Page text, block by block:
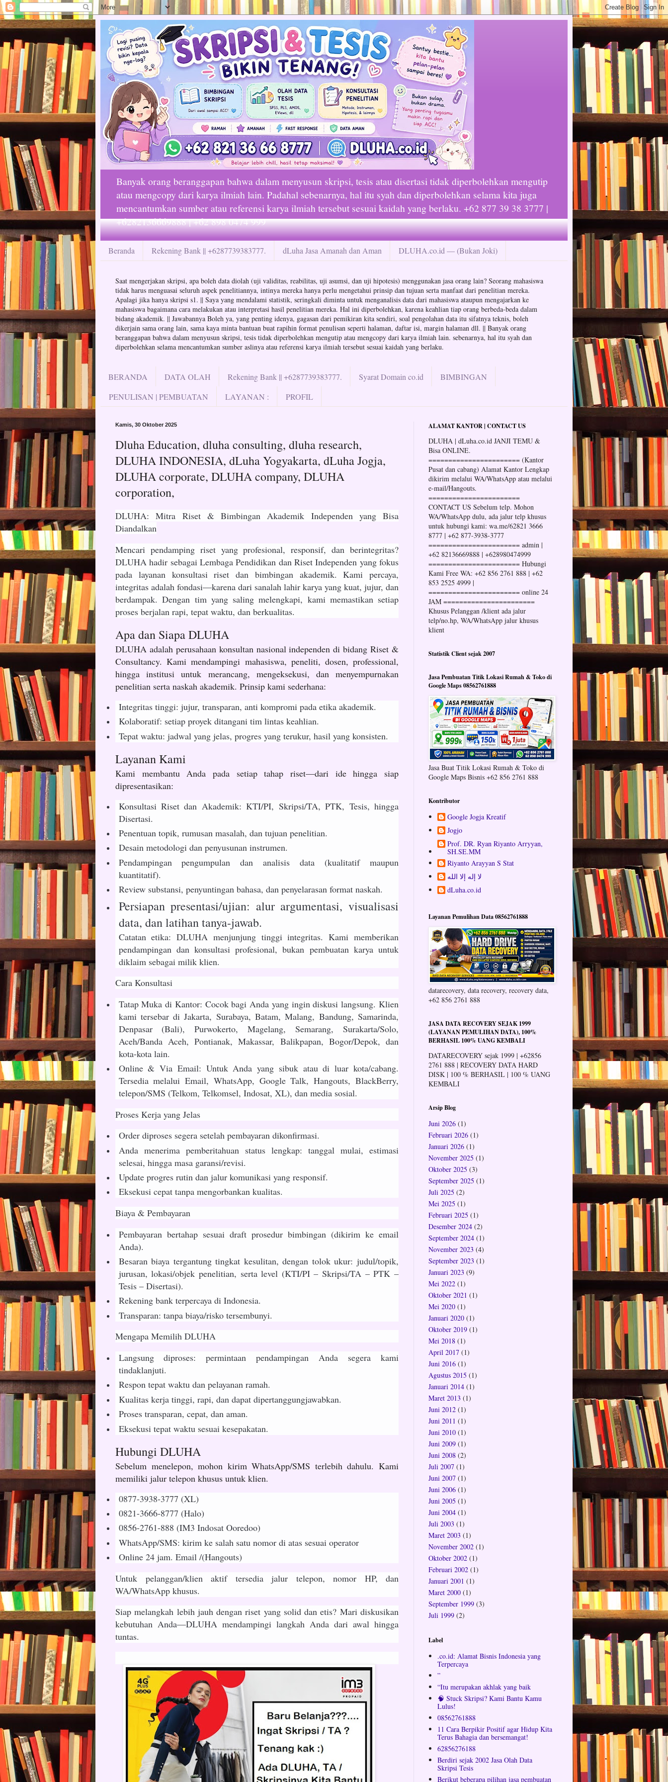
Banyak orang beranggapan bahwa dalam menyusun skripsi, tesis atau disertasi tidak diperbolehkan mengutip
atau mengcopy dari karya ilmiah lain. Padahal sebenarnya, hal itu syah dan diperbolehkan selama kita juga
mencantumkan sumber atau referensi karya ilmiah tersebut sesuai kaidah yang berlaku. +62 877 39 38 3777 |
+6282136669888 | +62 898 0474 999
Beranda Rekening Bank || +6287739383777. dLuha Jasa Amanah dan Aman DLUHA.co.id — (Bukan Joki)
Saat mengerjakan skripsi, apa boleh data diolah (uji validitas, reabilitas, uji asumsi, dan uji hipotesis) menggunakan jasa orang lain? Seorang mahasiswa
tidak harus menguasai seluruh aspek penelitiannya, intinya mereka hanya perlu mengetahui prinsip dan tujuan serta manfaat dari penelitian mereka.
Apalagi jika hanya skripsi s1. || Saya yang mendalami statistik, seringkali diminta untuk menganalisis data dari mahasiswa ataupun mengajarkan ke
mahasiswa bagaimana cara melakukan atau interpretasi hasil penelitian mereka. Hal ini diperbolehkan, karena keahlian tiap orang berbeda-beda dalam
bidang akademik. || Jawabannya Boleh ya, yang penting idenya, gagasan dari pemikiran kita sendiri, soal pengolahan data itu sifatnya teknis, boleh
dikerjain sama orang lain, sama kaya minta bantuan buat rapihin format penulisan seperti halaman, daftar isi, margin halaman dll. || Banyak orang
beranggapan bahwa dalam menyusun skripsi, tesis tidak diperbolehkan mengutip atau mengcopy dari karya ilmiah lain. sebenarnya, hal itu syah dan
diperbolehkan selama mencantumkan sumber aslinya atau referensi karya ilmiah tersebut sesuai kaidah yang berlaku.
BERANDA DATA OLAH Rekening Bank || +6287739383777. Syarat Domain co.id
BIMBINGAN
PENULISAN | PEMBUATAN
LAYANAN : PROFIL
Kamis, 30 Oktober 2025
Dluha Education, dluha consulting, dluha research,
DLUHA INDONESIA, dLuha Yogyakarta, dLuha Jogja,
DLUHA corporate, DLUHA company, DLUHA
corporation,
DLUHA: Mitra Riset & Bimbingan Akademik Independen yang Bisa
Diandalkan
Mencari pendamping riset yang profesional, responsif, dan berintegritas?
DLUHA hadir sebagai Lembaga Pendidikan dan Riset Independen yang fokus
pada layanan konsultasi riset dan bimbingan akademik. Kami percaya,
integritas adalah fondasi—karena dari sanalah lahir karya yang kuat, jujur, dan
berdampak. Dengan tim yang saling melengkapi, kami memastikan setiap
proses berjalan rapi, tepat waktu, dan berkualitas.
Apa dan Siapa DLUHA
DLUHA adalah perusahaan konsultan nasional independen di bidang Riset &
Consultancy. Kami mendampingi mahasiswa, peneliti, dosen, professional,
hingga institusi untuk merancang, mengeksekusi, dan menyempurnakan
penelitian serta naskah akademik. Prinsip kami sederhana:
Integritas tinggi: jujur, transparan, anti kompromi pada etika akademik.
Kolaboratif: setiap proyek ditangani tim lintas keahlian.
Tepat waktu: jadwal yang jelas, progres yang terukur, hasil yang konsisten.
Layanan Kami
Kami membantu Anda pada setiap tahap riset—dari ide hingga siap
dipresentasikan:
Konsultasi Riset dan Akademik: KTI/PI, Skripsi/TA, PTK, Tesis, hingga
Disertasi.
Penentuan topik, rumusan masalah, dan tujuan penelitian.
Desain metodologi dan penyusunan instrumen.
Pendampingan pengumpulan dan analisis data (kualitatif maupun
kuantitatif).
Review substansi, penyuntingan bahasa, dan penyelarasan format naskah.
Persiapan presentasi/ujian: alur argumentasi, visualisasi
data, dan latihan tanya-jawab.
Catatan etika: DLUHA menjunjung tinggi integritas. Kami memberikan
pendampingan dan konsultasi profesional, bukan pembuatan karya untuk
diklaim sebagai milik klien.
Cara Konsultasi
Tatap Muka di Kantor: Cocok bagi Anda yang ingin diskusi langsung. Klien
kami tersebar di Jakarta, Surabaya, Batam, Malang, Bandung, Samarinda,
Denpasar (Bali), Purwokerto, Magelang, Semarang, Surakarta/Solo,
Aceh/Banda Aceh, Pontianak, Makassar, Balikpapan, Bogor/Depok, dan
kota-kota lain.
Online & Via Email: Untuk Anda yang sibuk atau di luar kota/cabang.
Tersedia melalui Email, WhatsApp, Google Talk, Hangouts, BlackBerry,
telepon/SMS (Telkom, Telkomsel, Indosat, XL), dan media sosial.
Proses Kerja yang Jelas
Order diproses segera setelah pembayaran dikonfirmasi.
Anda menerima pemberitahuan status lengkap: tanggal mulai, estimasi
selesai, hingga masa garansi/revisi.
Update progres rutin dan jalur komunikasi yang responsif.
Eksekusi cepat tanpa mengorbankan kualitas.
Biaya & Pembayaran
Pembayaran bertahap sesuai draft prosedur bimbingan (dikirim ke email
Anda).
Besaran biaya tergantung tingkat kesulitan, dengan tolok ukur: judul/topik,
jurusan, lokasi/objek penelitian, serta level (KTI/PI – Skripsi/TA – PTK –
Tesis – Disertasi).
Rekening bank terpercaya di Indonesia.
Transparan: tanpa biaya/risko tersembunyi.
Mengapa Memilih DLUHA
Langsung diproses: permintaan pendampingan Anda segera kami
tindaklanjuti.
Respon tepat waktu dan pelayanan ramah.
Kualitas kerja tinggi, rapi, dan dapat dipertanggungjawabkan.
Proses transparan, cepat, dan aman.
Eksekusi tepat waktu sesuai kesepakatan.
Hubungi DLUHA
Sebelum menelepon, mohon kirim WhatsApp/SMS terlebih dahulu. Kami
memiliki jalur telepon khusus untuk klien.
0877-3938-3777 (XL)
0821-3666-8777 (Halo)
0856-2761-888 (IM3 Indosat Ooredoo)
WhatsApp/SMS: kirim ke salah satu nomor di atas sesuai operator
Online 24 jam. Email /(Hangouts)
Untuk pelanggan/klien aktif tersedia jalur telepon, nomor HP, dan
WA/WhatsApp khusus.
Siap melangkah lebih jauh dengan riset yang solid dan etis? Mari diskusikan
kebutuhan Anda—DLUHA mendampingi langkah Anda dari awal hingga
tuntas.
ALAMAT KANTOR | CONTACT US
DLUHA | dLuha.co.id JANJI TEMU &
Bisa ONLINE.
======================= (Kantor
Pusat dan cabang) Alamat Kantor Lengkap
dikirim melalui WA/WhatsApp atau melalui
e-mail/Hangouts.
=======================
CONTACT US Sebelum telp. Mohon
WA/WhatsApp dulu, ada jalur telp khusus
untuk hubungi kami: wa.me/62821 3666
8777 | +62 877-3938-3777
======================= admin |
+62 82136669888 | +628980474999
======================= Hubungi
Kami Free WA: +62 856 2761 888 | +62
853 2525 4999 |
======================= online 24
JAM =======================
Khusus Pelanggan /klient ada jalur
telp/no.hp, WA/WhatsApp jalur khusus
klient
Statistik Client sejak 2007
Jasa Pembuatan Titik Lokasi Rumah & Toko di
Google Maps 08562761888
Jasa Buat Titik Lokasi Rumah & Toko di
Google Maps Bisnis +62 856 2761 888
Kontributor
Google Jogja Kreatif
Jogjo
Prof. DR. Ryan Riyanto Arryyan,
SH.SE.MM
Riyanto Arayyan S Stat
لا إله إلا الله
dLuha.co.id
Layanan Pemulihan Data 08562761888
datarecovery, data recovery, recovery data,
+62 856 2761 888
JASA DATA RECOVERY SEJAK 1999
(LAYANAN PEMULIHAN DATA), 100%
BERHASIL 100% UANG KEMBALI
DATARECOVERY sejak 1999 | +62856
2761 888 | RECOVERY DATA HARD
DISK | 100 % BERHASIL | 100 % UANG
KEMBALI
Arsip Blog
Juni 2026 (1)
Februari 2026 (1)
Januari 2026 (1)
November 2025 (1)
Oktober 2025 (3)
September 2025 (1)
Juli 2025 (2)
Mei 2025 (1)
Februari 2025 (1)
Desember 2024 (2)
September 2024 (1)
November 2023 (4)
September 2023 (1)
Januari 2023 (9)
Mei 2022 (1)
Oktober 2021 (1)
Mei 2020 (1)
Januari 2020 (1)
Oktober 2019 (1)
Mei 2018 (1)
April 2017 (1)
Juni 2016 (1)
Agustus 2015 (1)
Januari 2014 (1)
Maret 2013 (1)
Juni 2012 (1)
Juni 2011 (1)
Juni 2010 (1)
Juni 2009 (1)
Juni 2008 (2)
Juli 2007 (1)
Juni 2007 (1)
Juni 2006 (1)
Juni 2005 (1)
Juni 2004 (1)
Juli 2003 (1)
Maret 2003 (1)
November 2002 (1)
Oktober 2002 (1)
Februari 2002 (1)
Januari 2001 (1)
Maret 2000 (1)
September 1999 (3)
Juli 1999 (2)
Label
.co.id: Alamat Bisnis Indonesia yang
Terpercaya
”
“Itu merupakan akhlak yang baik
🧠 Stuck Skripsi? Kami Bantu Kamu
Lulus!
08562761888
11 Cara Berpikir Positif agar Hidup Kita
Terus Bahagia dan bersemangat!
62856276188
Berdiri sejak 2002 Jasa Olah Data
Skripsi Tesis
Berikut beberapa pilihan jasa pembuatan